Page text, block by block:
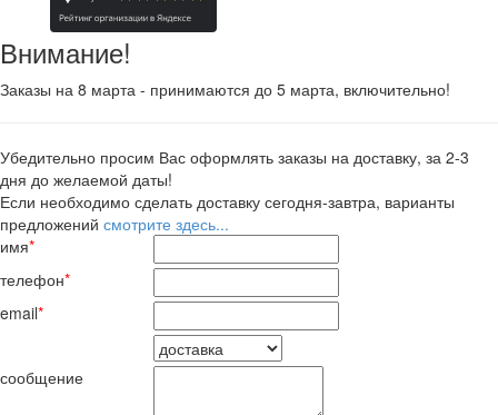
Внимание!
Заказы на 8 марта - принимаются до 5 марта, включительно!
Убедительно просим Вас оформлять заказы на доставку, за 2-3
дня до желаемой даты!
Если необходимо сделать доставку сегодня-завтра, варианты
предложений смотрите здесь...
имя*
телефон*
email*
сообщение